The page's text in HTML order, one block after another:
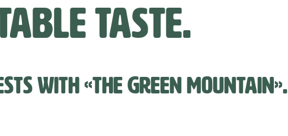
TASTE.
WITH «THE GREEN MOUNTAIN».